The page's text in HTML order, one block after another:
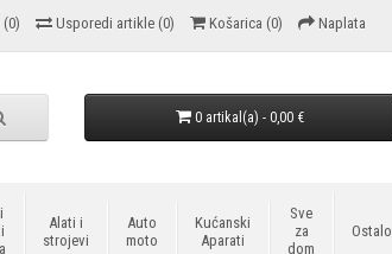
Usporedi artikle (0) Košarica (0) Naplata
0 artikal(a) - 0,00 €
Alati i
strojevi
Auto
moto
Kućanski
Aparati
Sve
za
dom
Ostalo